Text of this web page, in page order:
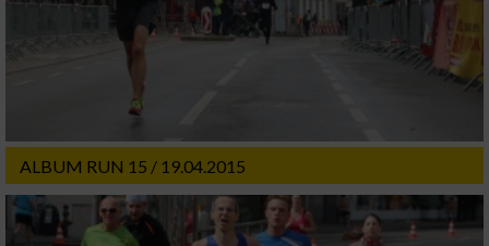
ALBUM RUN 15 / 19.04.2015